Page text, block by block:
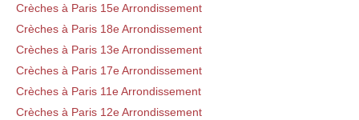
Crèches à Paris 15e Arrondissement
Crèches à Paris 18e Arrondissement
Crèches à Paris 13e Arrondissement
Crèches à Paris 17e Arrondissement
Crèches à Paris 11e Arrondissement
Crèches à Paris 12e Arrondissement